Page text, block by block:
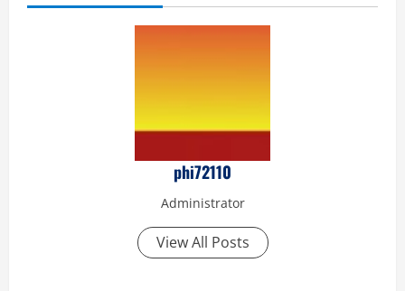
phi72110
Administrator
View All Posts